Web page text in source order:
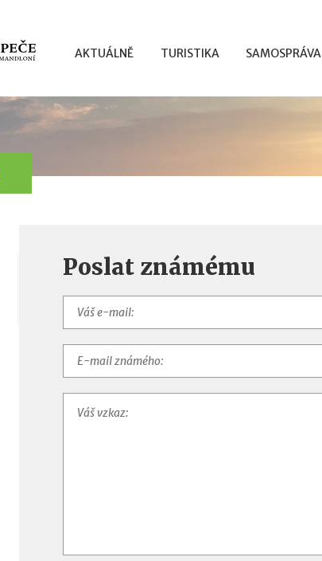
AKTUÁLNĚ TURISTIKA SAMOSPRÁVA
Poslat známému